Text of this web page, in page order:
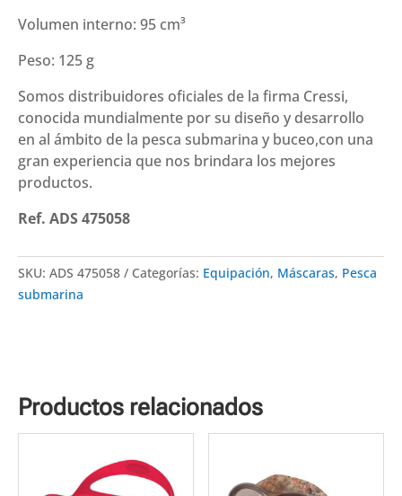
Volumen interno: 95 cm³
Peso: 125 g
Somos distribuidores oficiales de la firma Cressi,
conocida mundialmente por su diseño y desarrollo
en al ámbito de la pesca submarina y buceo,con una
gran experiencia que nos brindara los mejores
productos.
Ref. ADS 475058
SKU: ADS 475058 Categorías: Equipación, Máscaras, Pesca
submarina
Productos relacionados